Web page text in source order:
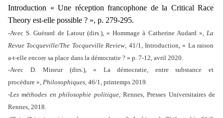
Introduction « Une réception francophone de la Critical Race
Theory est-elle possible ? », p. 279-295.
-Avec S. Guérard de Latour (dirs.), « Hommage à Catherine Audard », La
Revue Tocqueville/The Tocqueville Review, 41/1, Introduction, « La raison
a-t-elle encore sa place dans la démocratie ? » p. 7-12, avril 2020.
-Avec D. Mineur (dirs.), « La démocratie, entre substance et
procédure », Philosophiques, 46/1, printemps 2019.
-Les méthodes en philosophie politique, Rennes, Presses Universitaires de
Rennes, 2018.